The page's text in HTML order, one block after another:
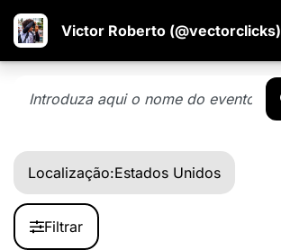
Victor Roberto (@vectorclicks)
Localização:Estados Unidos
Filtrar